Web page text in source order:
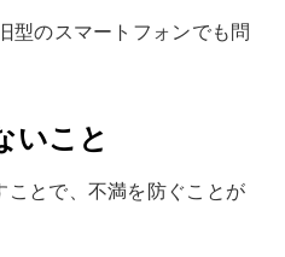
型のスマートフォンでも問
いこと
ことで、不満を防ぐことが